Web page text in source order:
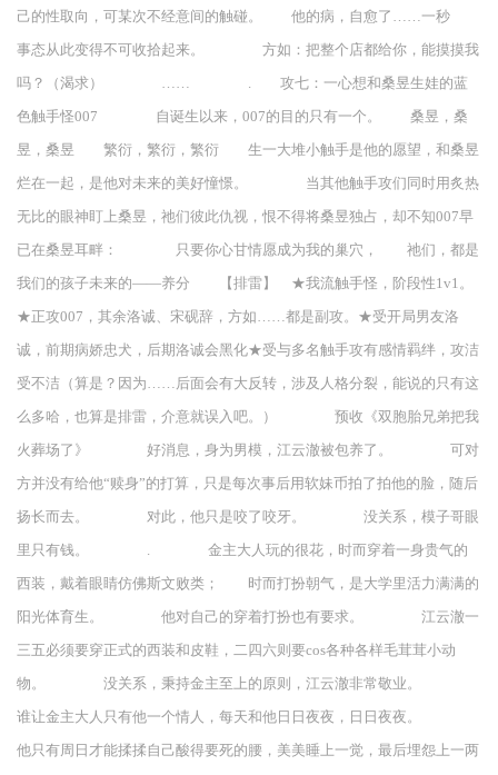
己的性取向，可某次不经意间的触碰。 他的病，自愈了……一秒
事态从此变得不可收拾起来。 方如：把整个店都给你，能摸摸我
吗？（渴求） …… . 攻七：一心想和桑昱生娃的蓝
色触手怪007 自诞生以来，007的目的只有一个。 桑昱，桑
昱，桑昱 繁衍，繁衍，繁衍 生一大堆小触手是他的愿望，和桑昱
烂在一起，是他对未来的美好憧憬。 当其他触手攻们同时用炙热
无比的眼神盯上桑昱，祂们彼此仇视，恨不得将桑昱独占，却不知007早
已在桑昱耳畔： 只要你心甘情愿成为我的巢穴， 祂们，都是
我们的孩子未来的——养分 【排雷】 ★我流触手怪，阶段性1v1。
★正攻007，其余洛诚、宋砚辞，方如……都是副攻。★受开局男友洛
诚，前期病娇忠犬，后期洛诚会黑化★受与多名触手攻有感情羁绊，攻洁
受不洁（算是？因为……后面会有大反转，涉及人格分裂，能说的只有这
么多哈，也算是排雷，介意就误入吧。） 预收《双胞胎兄弟把我
火葬场了》 好消息，身为男模，江云澈被包养了。 可对
方并没有给他“赎身”的打算，只是每次事后用软妹币拍了拍他的脸，随后
扬长而去。 对此，他只是咬了咬牙。 没关系，模子哥眼
里只有钱。 . 金主大人玩的很花，时而穿着一身贵气的
西装，戴着眼睛仿佛斯文败类； 时而打扮朝气，是大学里活力满满的
阳光体育生。 他对自己的穿着打扮也有要求。 江云澈一
三五必须要穿正式的西装和皮鞋，二四六则要cos各种各样毛茸茸小动
物。 没关系，秉持金主至上的原则，江云澈非常敬业。
谁让金主大人只有他一个情人，每天和他日日夜夜，日日夜夜。
他只有周日才能揉揉自己酸得要死的腰，美美睡上一觉，最后埋怨上一两